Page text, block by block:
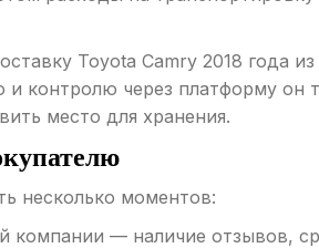
Toyota Camry 2018 года
контролю через платформу он
место для хранения.
несколько моментов:
компании — наличие отзывов,